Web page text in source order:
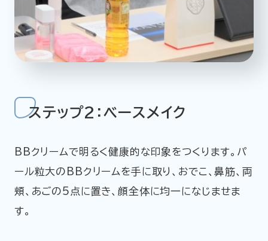
ステップ2：ベースメイク
BBクリームで明るく健康的な印象をつくります。パ
ール粒大のBBクリームを手に取り、おでこ、鼻筋、両
頬、あごの5点に置き、顔全体に均一になじませま
す。